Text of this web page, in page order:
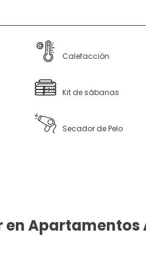
Calefacción
Kit de sábanas
Secador de Pelo
en